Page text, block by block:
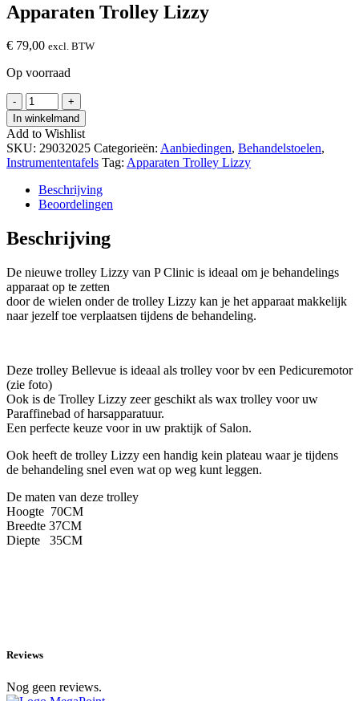
Apparaten Trolley Lizzy
€ 79,00 excl. BTW
Op voorraad
-
Apparaten
Trolley
Lizzy
hoeveelheid
+
In winkelmand
Add to Wishlist
SKU: 29032025 Categorieën: Aanbiedingen, Behandelstoelen,
Instrumententafels Tag: Apparaten Trolley Lizzy
Beschrijving
Beoordelingen
Beschrijving
De nieuwe trolley Lizzy van P Clinic is ideaal om je behandelings
apparaat op te zetten
door de wielen onder de trolley Lizzy kan je het apparaat makkelijk
naar jezelf toe verplaatsen tijdens de behandeling.
Deze trolley Bellevue is ideaal als trolley voor bv een Pedicuremotor
(zie foto)
Ook is de Trolley Lizzy zeer geschikt als wax trolley voor uw
Paraffinebad of harsapparatuur.
Een perfecte keuze voor in uw praktijk of Salon.
Ook heeft de trolley Lizzy een handig kein plateau waar je tijdens
de behandeling snel even wat op weg kunt leggen.
De maten van deze trolley
Hoogte 70CM
Breedte 37CM
Diepte
35CM
Reviews
Nog geen reviews.